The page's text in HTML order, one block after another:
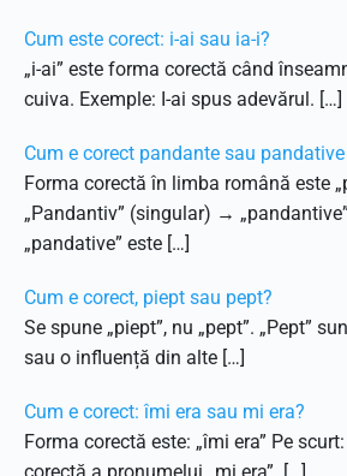
Cum este corect: i-ai sau ia-i?
„i-ai” este forma corectă când
cuiva. Exemple: I-ai spus adevărul. […]
Cum e corect pandante sau pandative
Forma corectă în limba română este
„Pandantiv” (singular) →
„pandative” este […]
Cum e corect, piept sau pept?
Se spune „piept”, nu „pept”. „Pept”
sau o influență din alte […]
Cum e corect: îmi era sau mi era?
Forma corectă este: „îmi era” Pe